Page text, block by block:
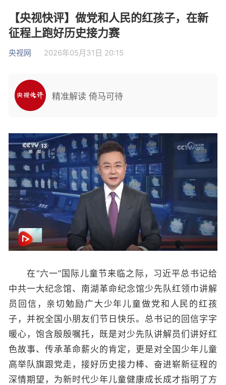
【央视快评】做党和人民的红孩子，在新
征程上跑好历史接力赛
央视网 2026年05月31日 20:15
精准解读 倚马可待
在“六一”国际儿童节来临之际，习近平总书记给
中共一大纪念馆、南湖革命纪念馆少先队红领巾讲解
员回信，亲切勉励广大少年儿童做党和人民的红孩
子，并祝全国小朋友们节日快乐。总书记的回信字字
暖心，饱含殷殷嘱托，既是对少先队讲解员们讲好红
色故事、传承革命薪火的肯定，更是对全国少年儿童
高举队旗跟党走，接好历史接力棒、奋进崭新征程的
深情期望，为新时代少年儿童健康成长成才指明了方